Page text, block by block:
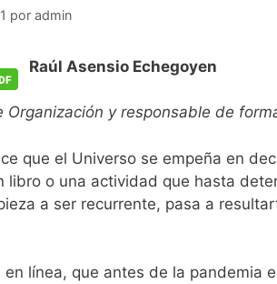
por admin
Raúl Asensio Echegoyen
Organización y responsable de
que el Universo se empeña en
libro o una actividad que hasta
a ser recurrente, pasa a
en línea, que antes de la pandemia